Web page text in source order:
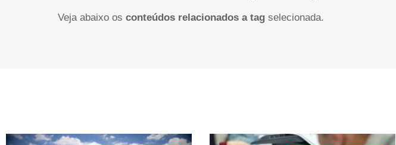
Veja abaixo os conteúdos relacionados a tagselecionada.